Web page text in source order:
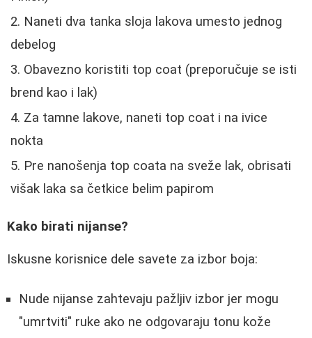
Naneti dva tanka sloja lakova umesto jednog
debelog
Obavezno koristiti top coat (preporučuje se isti
brend kao i lak)
Za tamne lakove, naneti top coat i na ivice
nokta
Pre nanošenja top coata na sveže lak, obrisati
višak laka sa četkice belim papirom
Kako birati nijanse?
Iskusne korisnice dele savete za izbor boja:
Nude nijanse zahtevaju pažljiv izbor jer mogu
"umrtviti" ruke ako ne odgovaraju tonu kože